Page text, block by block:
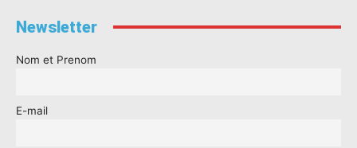
Newsletter
Nom et Prenom
E-mail